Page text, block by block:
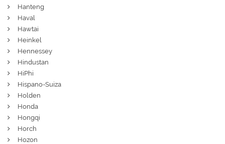
Hanteng
Haval
Hawtai
Heinkel
Hennessey
Hindustan
HiPhi
Hispano-Suiza
Holden
Honda
Hongqi
Horch
Hozon